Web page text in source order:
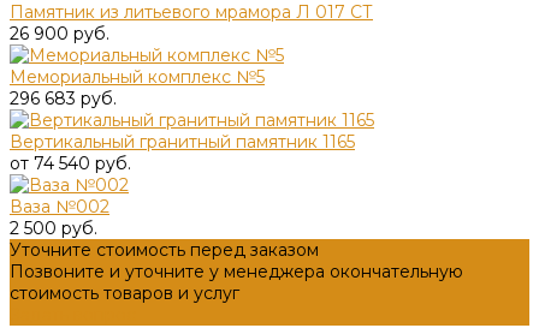
Памятник из литьевого мрамора Л 017 СТ
26 900 руб.
Мемориальный комплекс №5
296 683 руб.
Вертикальный гранитный памятник 1165
от 74 540 руб.
Ваза №002
2 500 руб.
Уточните стоимость перед заказом
Позвоните и уточните у менеджера окончательную
стоимость товаров и услуг